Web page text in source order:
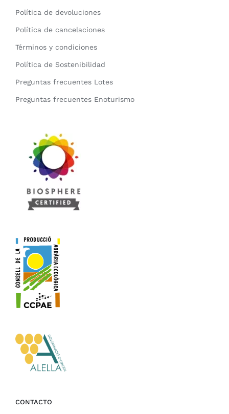
Política de devoluciones
Política de cancelaciones
Términos y condiciones
Política de Sostenibilidad
Preguntas frecuentes Lotes
Preguntas frecuentes Enoturismo
CONTACTO